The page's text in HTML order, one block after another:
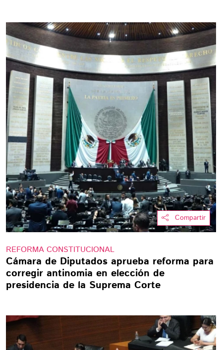
Compartir
REFORMA CONSTITUCIONAL
Cámara de Diputados aprueba reforma para
corregir antinomia en elección de
presidencia de la Suprema Corte